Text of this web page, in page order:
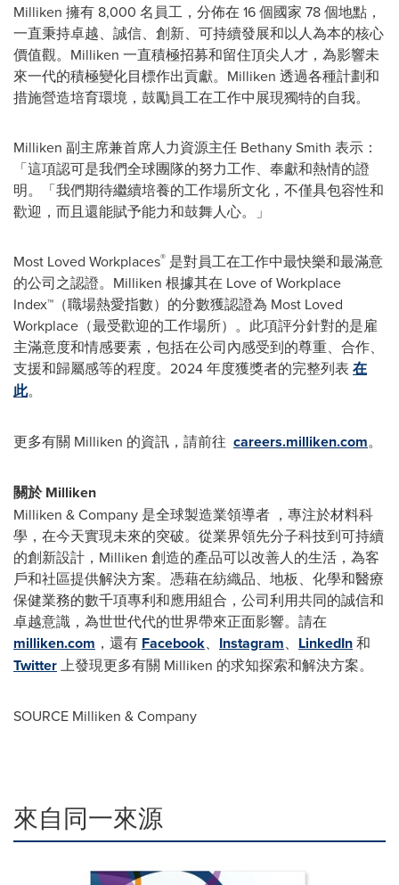
Milliken 擁有 8,000 名員工，分佈在 16 個國家 78 個地點，
一直秉持卓越、誠信、創新、可持續發展和以人為本的核心
價值觀。Milliken 一直積極招募和留住頂尖人才，為影響未
來一代的積極變化目標作出貢獻。Milliken 透過各種計劃和
措施營造培育環境，鼓勵員工在工作中展現獨特的自我。
Milliken 副主席兼首席人力資源主任 Bethany Smith 表示：
「這項認可是我們全球團隊的努力工作、奉獻和熱情的證
明。「我們期待繼續培養的工作場所文化，不僅具包容性和
歡迎，而且還能賦予能力和鼓舞人心。」
Most Loved Workplaces® 是對員工在工作中最快樂和最滿意
的公司之認證。Milliken 根據其在 Love of Workplace
Index™（職場熱愛指數）的分數獲認證為 Most Loved
Workplace（最受歡迎的工作場所）。此項評分針對的是雇
主滿意度和情感要素，包括在公司內感受到的尊重、合作、
支援和歸屬感等的程度。2024 年度獲獎者的完整列表 在
此。
更多有關 Milliken 的資訊，請前往 careers.milliken.com。
關於 Milliken
Milliken & Company 是全球製造業領導者 ，專注於材料科
學，在今天實現未來的突破。從業界領先分子科技到可持續
的創新設計，Milliken 創造的產品可以改善人的生活，為客
戶和社區提供解決方案。憑藉在紡織品、地板、化學和醫療
保健業務的數千項專利和應用組合，公司利用共同的誠信和
卓越意識，為世世代代的世界帶來正面影響。請在
milliken.com ，還有 Facebook、 Instagram、 LinkedIn和
Twitter上發現更多有關 Milliken 的求知探索和解決方案。
SOURCE Milliken & Company
來自同一來源